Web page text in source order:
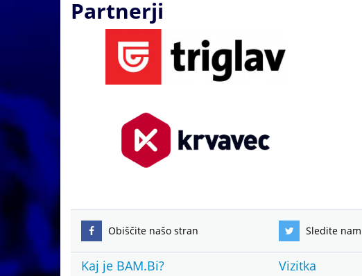
Partnerji
Obiščite našo stran Sledite nam
Kaj je BAM.Bi? Vizitka